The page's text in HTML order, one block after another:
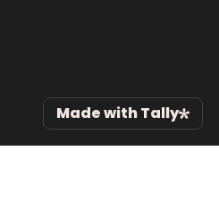
Made with Tally